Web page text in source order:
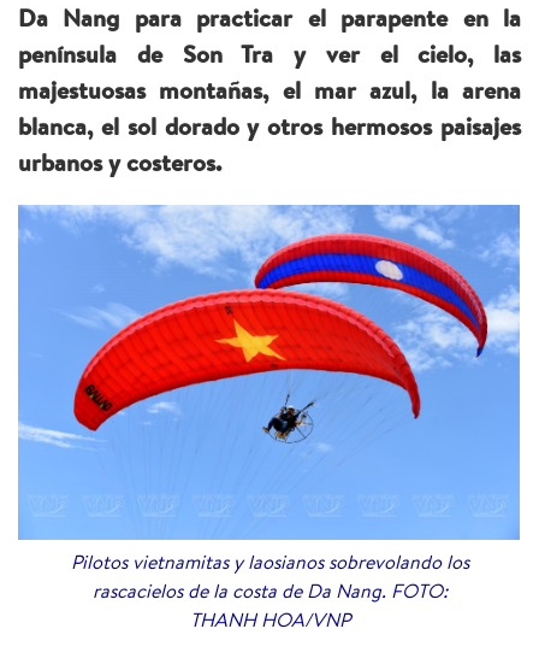
Da Nang para practicar el parapente en la
península de Son Tra y ver el cielo, las
majestuosas montañas, el mar azul, la arena
blanca, el sol dorado y otros hermosos paisajes
urbanos y costeros.
Pilotos vietnamitas y laosianos sobrevolando los
rascacielos de la costa de Da Nang. FOTO:
THANH HOA/VNP